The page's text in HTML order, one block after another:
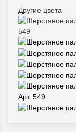
Другие цвета